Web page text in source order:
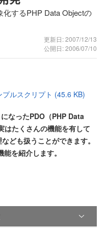
するPHP Data Objectの
更新日: 2007/12/13
公開日: 2006/07/10
ルスクリプト (45.6 KB)
なったPDO（PHP Data
たくさんの機能を有して
ども扱うことができます。
を紹介します。